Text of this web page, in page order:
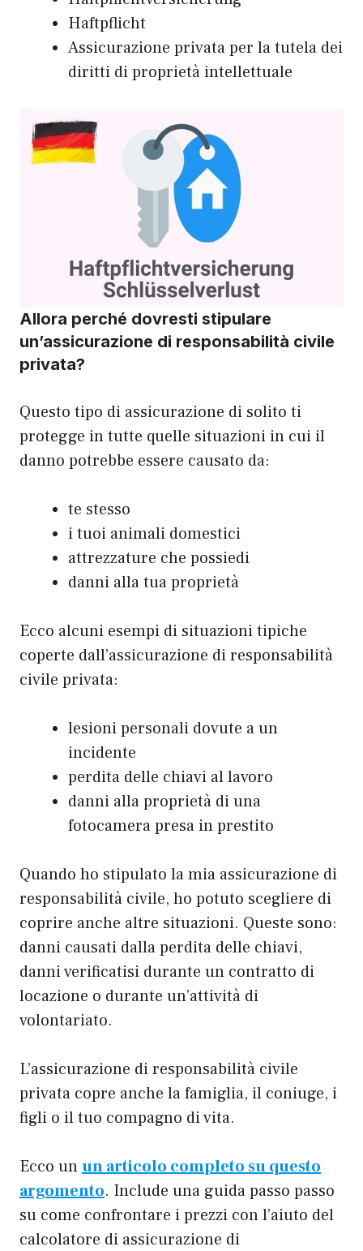
Haftpflicht
Assicurazione privata per la tutela dei
diritti di proprietà intellettuale
Allora perché dovresti stipulare
un’assicurazione di responsabilità civile
privata?
Questo tipo di assicurazione di solito ti
protegge in tutte quelle situazioni in cui il
danno potrebbe essere causato da:
te stesso
i tuoi animali domestici
attrezzature che possiedi
danni alla tua proprietà
Ecco alcuni esempi di situazioni tipiche
coperte dall’assicurazione di responsabilità
civile privata:
lesioni personali dovute a un
incidente
perdita delle chiavi al lavoro
danni alla proprietà di una
fotocamera presa in prestito
Quando ho stipulato la mia assicurazione di
responsabilità civile, ho potuto scegliere di
coprire anche altre situazioni. Queste sono:
danni causati dalla perdita delle chiavi,
danni verificatisi durante un contratto di
locazione o durante un’attività di
volontariato.
L’assicurazione di responsabilità civile
privata copre anche la famiglia, il coniuge, i
figli o il tuo compagno di vita.
Ecco unun articolo completo su questo
argomento. Include una guida passo passo
su come confrontare i prezzi con l’aiuto del
calcolatore di assicurazione di